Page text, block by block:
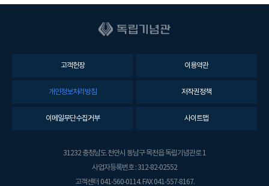
고객헌장 이용약관
개인정보처리방침 저작권정책
이메일무단수집거부 사이트맵
31232 충청남도 천안시 동남구 목천읍 독립기념관로 1
사업자등록번호 : 312-82-02552
고객센터 041-560-0114. FAX 041-557-8167.